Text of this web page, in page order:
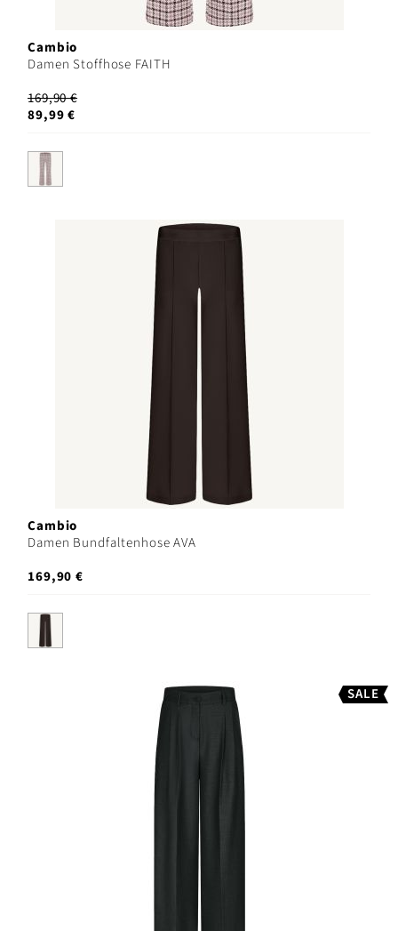
Cambio
Damen Stoffhose FAITH
169,90 €
89,99 €
Cambio
Damen Bundfaltenhose AVA
169,90 €
SALE